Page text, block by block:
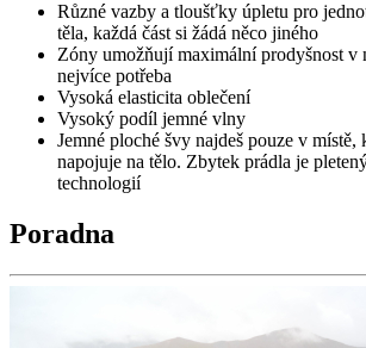
Různé vazby a tloušťky úpletu pro
těla, každá část si žádá něco jiného
Zóny umožňují maximální prodyšnost v
nejvíce potřeba
Vysoká elasticita oblečení
Vysoký podíl jemné vlny
Jemné ploché švy najdeš pouze v místě,
napojuje na tělo. Zbytek prádla je
technologií
Poradna